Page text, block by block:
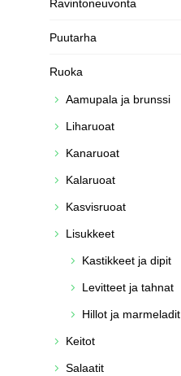
Ravintoneuvonta
Puutarha
Ruoka
Aamupala ja brunssi
Liharuoat
Kanaruoat
Kalaruoat
Kasvisruoat
Lisukkeet
Kastikkeet ja dipit
Levitteet ja tahnat
Hillot ja marmeladit
Keitot
Salaatit